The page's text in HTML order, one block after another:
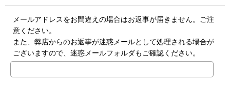
メールアドレスをお間違えの場合はお返事が届きません。ご注
意ください。
また、弊店からのお返事が迷惑メールとして処理される場合が
ございますので、迷惑メールフォルダもご確認ください。